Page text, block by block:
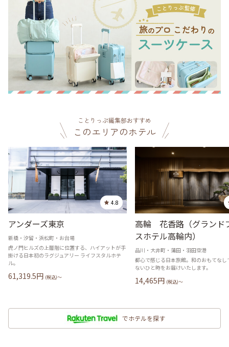
ことりっぷ編集部おすすめ
このエリアのホテル
4.8
アンダーズ東京
新橋・汐留・浜松町・お台場
虎ノ門ヒルズの上層階に位置する、ハイアットが手
掛ける日本初のラグジュアリー ライフスタルホテ
ル。
61,319.5円 (税込)〜
高輪 花香路（グランド
スホテル高輪内）
品川・大井町・蒲田・羽田空港
都心で感じる日本旅館。和のおもてなし
ないひと時をお届けいたします。
14,465円 (税込)〜
でホテルを探す